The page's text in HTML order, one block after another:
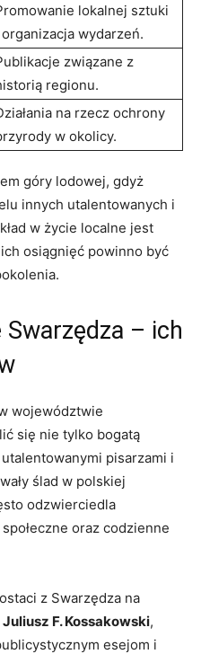
lokalnej sztuki
wydarzeń.
związane z
regionu.
na rzecz ochrony
w okolicy.
góry lodowej, gdyż
innych utalentowanych i
w życie localne jest
osiągnięć powinno być
– ich
województwie
się nie tylko bogatą
pisarzami i
ślad w polskiej
odzwierciedla
oraz codzienne
z Swarzędza na
Juliusz F. Kossakowski,
esejom i